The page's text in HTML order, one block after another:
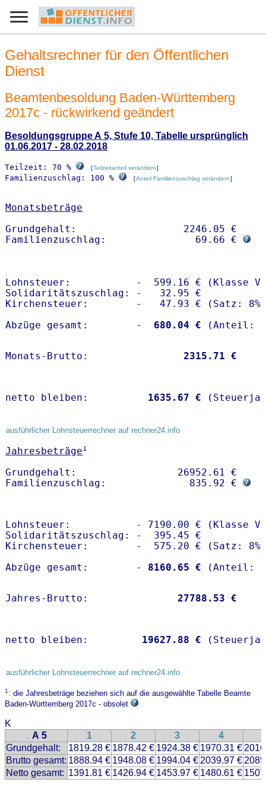
Gehaltsrechner für den Öffentlichen
Dienst
Beamtenbesoldung Baden-Württemberg
2017c - rückwirkend geändert
Besoldungsgruppe A 5, Stufe 10, Tabelle ursprünglich
01.06.2017 - 28.02.2018
Teilzeit: 70 % [Teilzeitanteil verändern]
Familienzuschlag: 100 % [Anteil Familienzuschlag verändern]
Monatsbeträge
Grundgehalt:                  2246.05 €
Familienzuschlag:               69.66 €
Lohnsteuer:           -  599.16 € (Klasse V)
Solidaritätszuschlag: -   32.95 €
Kirchensteuer:        -   47.93 € (Satz: 8%)
Abzüge gesamt:        -
  680.04 €
Monats-Brutto: 2315.71 €
netto bleiben: 1635.67 €
ausführlicher Lohnsteuerrechner auf rechner24.info
Jahresbeträge1
Grundgehalt:                 26952.61 €
Familienzuschlag:              835.92 €
Lohnsteuer:           - 7190.00 € (Klasse V)
Solidaritätszuschlag: -  395.45 €
Kirchensteuer:        -  575.20 € (Satz: 8%)
Abzüge gesamt:        -
8160.65 €
Jahres-Brutto: 27788.53 €
netto bleiben: 19627.88 €
ausführlicher Lohnsteuerrechner auf rechner24.info
1: die Jahresbeträge beziehen sich auf die ausgewählte Tabelle Beamte
Baden-Württemberg 2017c - obsolet
K
.. A 5 1 2 3 4
Grundgehalt:
1819.28 € 1878.42 € 1924.38 € 1970.31 €
Brutto gesamt: 1888.94 € 1948.08 € 1994.04 € 2039.97 €
Netto gesamt: 1391.81 € 1426.94 € 1453.97 € 1480.61 €